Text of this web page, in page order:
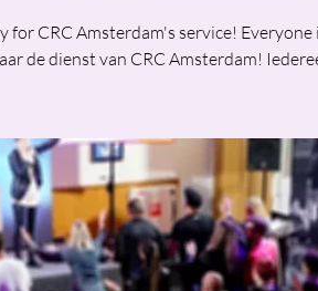
for CRC Amsterdam's service!
de dienst van CRC Amsterdam!